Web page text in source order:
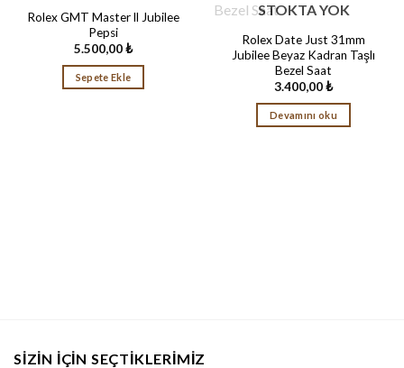
Favorilere
Ekle
Rolex GMT Master ll Jubilee
Pepsi
5.500,00₺
Sepete Ekle
Favorilere
STOKTA YOK
Rolex Date Just 31mm
Jubilee Beyaz Kadran Taşlı
Bezel Saat
3.400,00₺
Devamını oku
SIZIN İÇIN SEÇTIKLERIMIZ